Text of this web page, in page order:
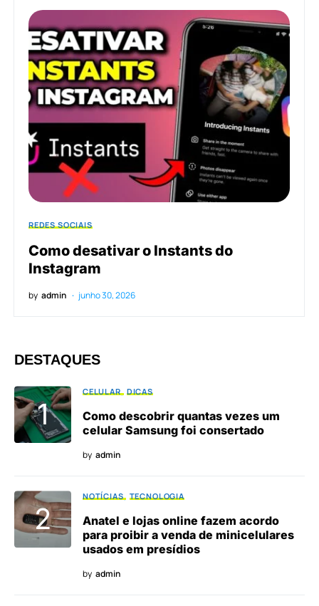
REDES SOCIAIS
Como desativar o Instants do
Instagram
by admin junho 30, 2026
DESTAQUES
CELULAR DICAS
Como descobrir quantas vezes um
celular Samsung foi consertado
by admin
NOTÍCIAS TECNOLOGIA
Anatel e lojas online fazem acordo
para proibir a venda de minicelulares
usados em presídios
by admin